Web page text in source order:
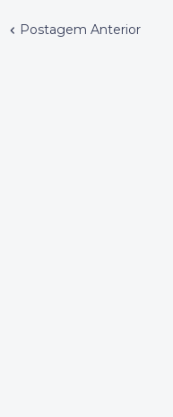
Postagem Anterior